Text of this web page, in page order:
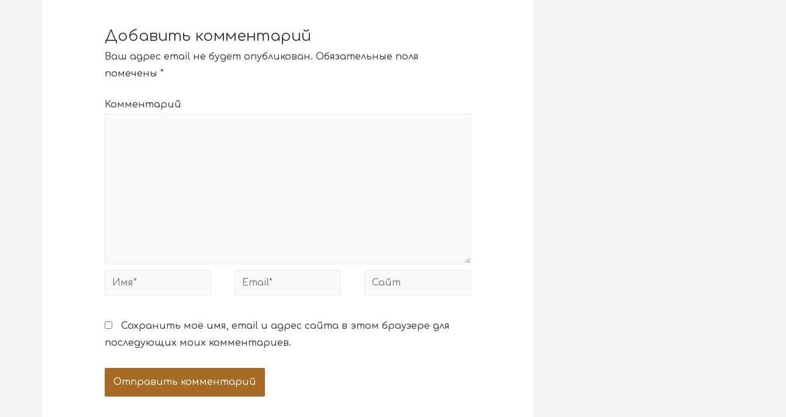
Добавить комментарий
Ваш адрес email не будет опубликован. Обязательные поля
помечены *
Комментарий
Сохранить моё имя, email и адрес сайта в этом браузере для
последующих моих комментариев.